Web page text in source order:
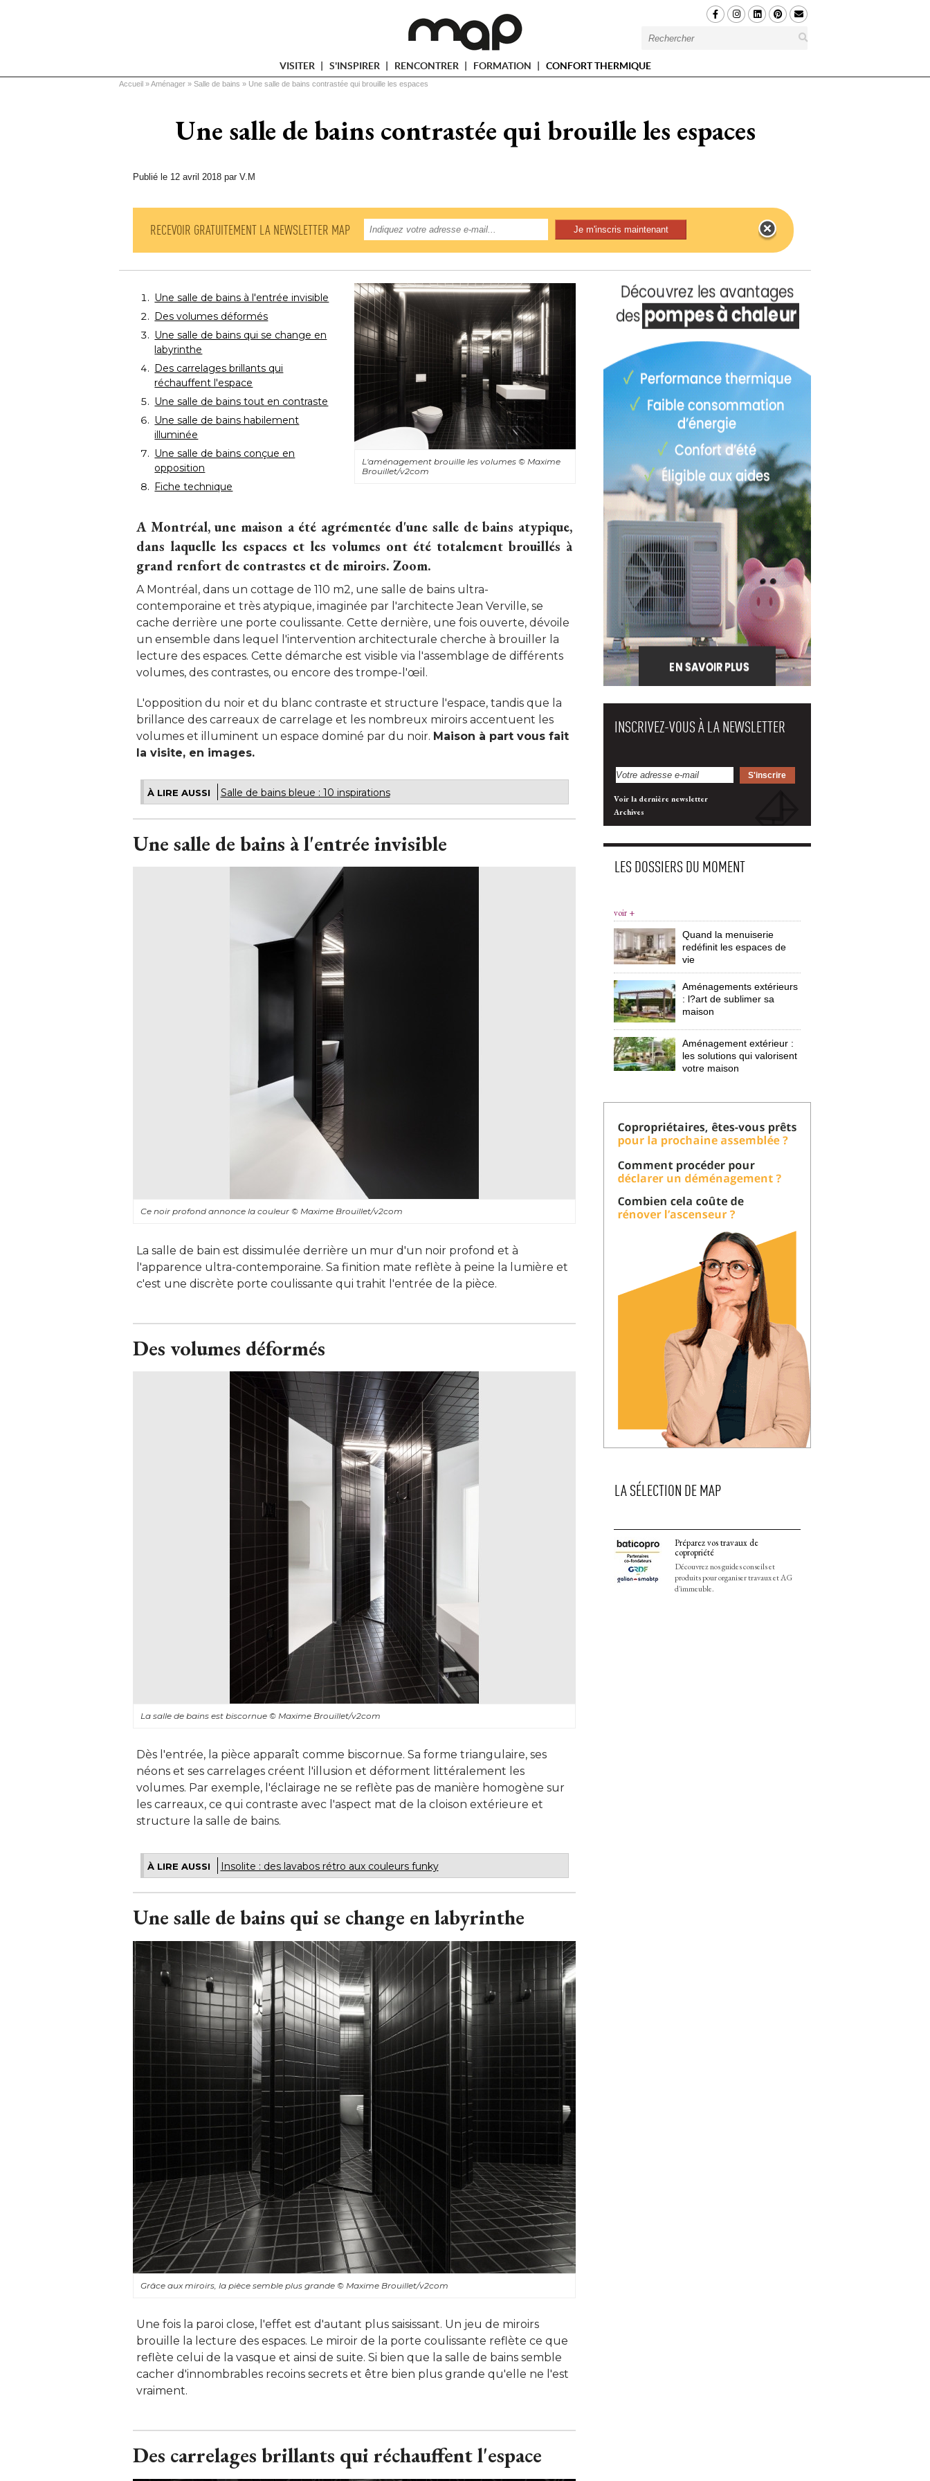
VISITER S'INSPIRER RENCONTRER FORMATION CONFORT THERMIQUE
Vous êtes ici
Accueil » Aménager » Salle de bains » Une salle de bains contrastée qui brouille les espaces
Une salle de bains contrastée qui brouille les espaces
Publié le 12 avril 2018 par V.M
RECEVOIR GRATUITEMENT LA NEWSLETTER MAP
L'aménagement brouille les volumes © Maxime
Brouillet/v2com
Une salle de bains à l'entrée invisible
Des volumes déformés
Une salle de bains qui se change en
labyrinthe
Des carrelages brillants qui
réchauffent l'espace
Une salle de bains tout en contraste
Une salle de bains habilement
illuminée
Une salle de bains conçue en
opposition
Fiche technique
A Montréal, une maison a été agrémentée d'une salle de bains atypique,
dans laquelle les espaces et les volumes ont été totalement brouillés à
grand renfort de contrastes et de miroirs. Zoom.
A Montréal, dans un cottage de 110 m2, une salle de bains ultra-
contemporaine et très atypique, imaginée par l'architecte Jean Verville, se
cache derrière une porte coulissante. Cette dernière, une fois ouverte, dévoile
un ensemble dans lequel l'intervention architecturale cherche à brouiller la
lecture des espaces. Cette démarche est visible via l'assemblage de différents
volumes, des contrastes, ou encore des trompe-l'œil.
L'opposition du noir et du blanc contraste et structure l'espace, tandis que la
brillance des carreaux de carrelage et les nombreux miroirs accentuent les
volumes et illuminent un espace dominé par du noir. Maison à part vous fait
la visite, en images.
À LIRE AUSSI Salle de bains bleue : 10 inspirations
Une salle de bains à l'entrée invisible
Ce noir profond annonce la couleur© Maxime Brouillet/v2com
La salle de bain est dissimulée derrière un mur d'un noir profond et à
l'apparence ultra-contemporaine. Sa finition mate reflète à peine la lumière et
c'est une discrète porte coulissante qui trahit l'entrée de la pièce.
Des volumes déformés
La salle de bains est biscornue© Maxime Brouillet/v2com
Dès l'entrée, la pièce apparaît comme biscornue. Sa forme triangulaire, ses
néons et ses carrelages créent l'illusion et déforment littéralement les
volumes. Par exemple, l'éclairage ne se reflète pas de manière homogène sur
les carreaux, ce qui contraste avec l'aspect mat de la cloison extérieure et
structure la salle de bains.
À LIRE AUSSI Insolite : des lavabos rétro aux couleurs funky
Une salle de bains qui se change en labyrinthe
Grâce aux miroirs, la pièce semble plus grande© Maxime Brouillet/v2com
Une fois la paroi close, l'effet est d'autant plus saisissant. Un jeu de miroirs
brouille la lecture des espaces. Le miroir de la porte coulissante reflète ce que
reflète celui de la vasque et ainsi de suite. Si bien que la salle de bains semble
cacher d'innombrables recoins secrets et être bien plus grande qu'elle ne l'est
vraiment.
Des carrelages brillants qui réchauffent l'espace
INSCRIVEZ-VOUS À LA NEWSLETTER
Voir la dernière newsletter
Archives
LES DOSSIERS DU MOMENT
voir +
Quand la menuiserie
redéfinit les espaces de
vie
Aménagements extérieurs
: l?art de sublimer sa
maison
Aménagement extérieur :
les solutions qui valorisent
votre maison
LA SÉLECTION DE MAP
Préparez vos travaux de
copropriété
Découvrez nos guides conseils et
produits pour organiser travaux et AG
d'immeuble.